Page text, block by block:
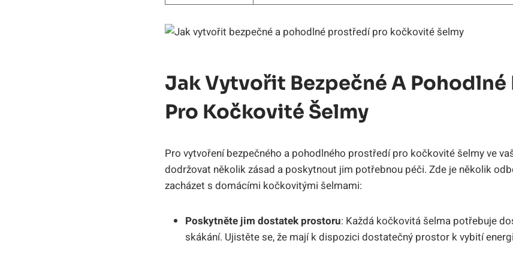
Jak Vytvořit Bezpečné A
Pro Kočkovité Šelmy
Pro vytvoření bezpečného a pohodlného prostředí pro kočkovité šelmy ve
dodržovat několik zásad a poskytnout jim potřebnou péči. Zde je několik
zacházet s domácími kočkovitými šelmami:
Poskytněte jim dostatek prostoru: Každá kočkovitá šelma potřebuje
skákání. Ujistěte se, že mají k dispozici dostatečný prostor k vybití